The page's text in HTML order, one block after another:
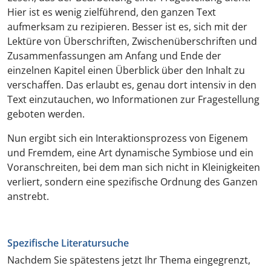
Hier ist es wenig zielführend, den ganzen Text
aufmerksam zu rezipieren. Besser ist es, sich mit der
Lektüre von Überschriften, Zwischenüberschriften und
Zusammenfassungen am Anfang und Ende der
einzelnen Kapitel einen Überblick über den Inhalt zu
verschaffen. Das erlaubt es, genau dort intensiv in den
Text einzutauchen, wo Informationen zur Fragestellung
geboten werden.
Nun ergibt sich ein Interaktionsprozess von Eigenem
und Fremdem, eine Art dynamische Symbiose und ein
Voranschreiten, bei dem man sich nicht in Kleinigkeiten
verliert, sondern eine spezifische Ordnung des Ganzen
anstrebt.
Spezifische Literatursuche
Nachdem Sie spätestens jetzt Ihr Thema eingegrenzt,